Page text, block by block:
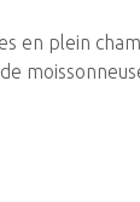
en plein